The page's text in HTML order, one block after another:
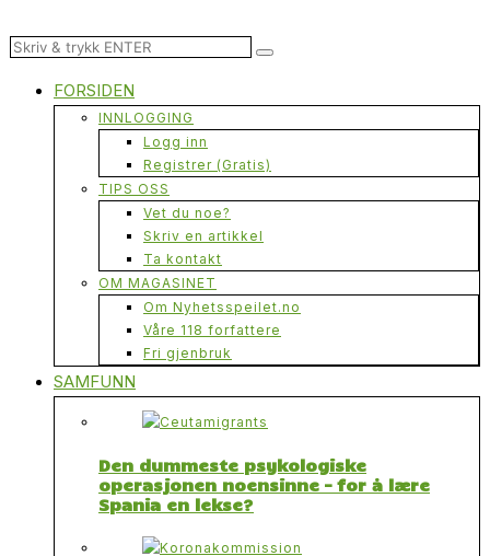
FORSIDEN
INNLOGGING
Logg inn
Registrer (Gratis)
TIPS OSS
Vet du noe?
Skriv en artikkel
Ta kontakt
OM MAGASINET
Om Nyhetsspeilet.no
Våre 118 forfattere
Fri gjenbruk
SAMFUNN
Den dummeste psykologiske
operasjonen noensinne – for å lære
Spania en lekse?